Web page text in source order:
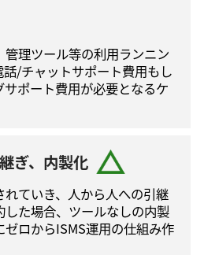
理ツール等の利⽤ランニン
/チャットサポート費⽤もし
サポート費⽤が必要となるケ
ぎ、内製化
ていき、人から人への引継
した場合、ツールなしの内製
ロからISMS運⽤の仕組み作